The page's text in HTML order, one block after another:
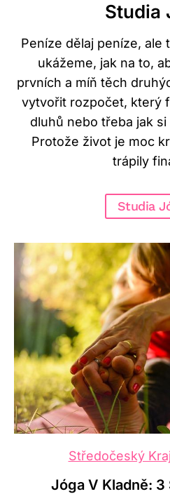
Studia
Peníze dělaj peníze, ale
ukážeme, jak na to,
prvních a míň těch
vytvořit rozpočet, který
dluhů nebo třeba jak
Protože život je moc
trápily
Studia
Praha
Kam Na Jógu V